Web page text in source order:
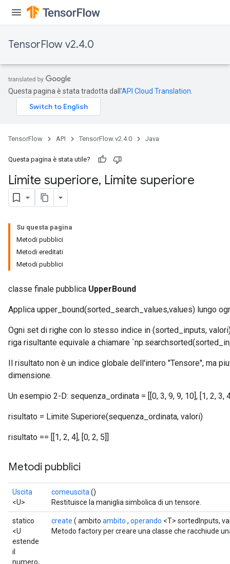
TensorFlow v2.4.0
Questa pagina è stata tradotta dall'API Cloud Translation
TensorFlow API TensorFlow v2.4.0 Java
Questa pagina è stata utile?
Limite superiore, Limite superiore
Su questa pagina
Metodi pubblici
Metodi ereditati
Metodi pubblici
classe finale pubblica UpperBound
Applica upper_bound(sorted_search_values,values) lungo
Ogni set di righe con lo stesso indice in (sorted_inputs,
riga risultante equivale a chiamare
Il risultato non è un indice globale dell'intero "Tensore", ma
dimensione.
Un esempio 2-D: sequenza_ordinata = [[0, 3, 9, 9, 10], [1, 2, 3,
risultato = Limite Superiore(sequenza_ordinata, valori)
risultato == [[1, 2, 4], [0, 2, 5]]
Metodi pubblici
Uscita
<U>
comeuscita ()
Restituisce la maniglia simbolica di un tensore.
statico
<U
estende
il
numero,
create ( ambito ambito , operando <T> sortedInputs,
Metodo factory per creare una classe che racchiude